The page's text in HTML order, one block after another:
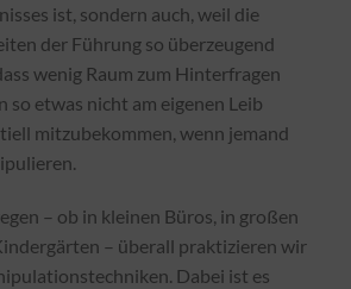
ist, sondern auch, weil die
der Führung so überzeugend
wenig Raum zum Hinterfragen
so etwas nicht am eigenen Leib
mitzubekommen, wenn jemand
– ob in kleinen Büros, in großen
– überall praktizieren wir
Dabei ist es